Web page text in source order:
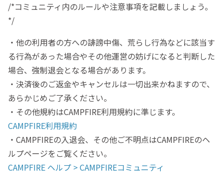
/*コミュニティ内のルールや注意事項を記載しましょう。
*/
・他の利用者の方への誹謗中傷、荒らし行為などに該当す
る行為があった場合やその他運営の妨げになると判断した
場合、強制退会となる場合があります。
・決済後のご返金やキャンセルは一切出来かねますので、
あらかじめご了承ください。
・その他規約はCAMPFIRE利用規約に準じます。
CAMPFIRE利用規約
・CAMPFIREの入退会、その他ご不明点はCAMPFIREのヘ
ルプページをご覧ください。
CAMPFIRE ヘルプ > CAMPFIREコミュニティ